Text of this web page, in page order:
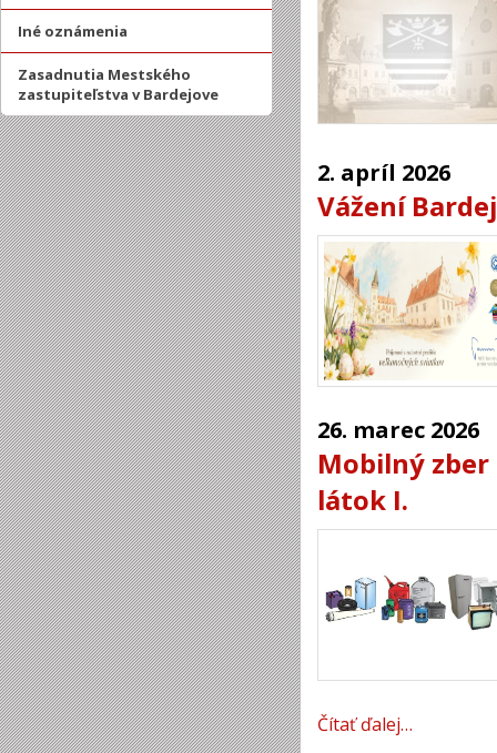
Iné oznámenia
Zasadnutia Mestského
zastupiteľstva v Bardejove
2. apríl 2026
Vážení
26. marec 2026
Mobilný zber
látok I.
Čítať ďalej…